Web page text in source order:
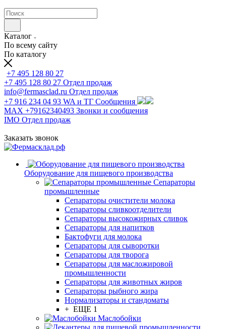
Каталог
По всему сайту
По каталогу
+7 495 128 80 27
+7 495 128 80 27 Отдел продаж
info@fermasclad.ru Отдел продаж
+7 916 234 04 93 WA и ТГ Сообщения
MAX +79162340493 Звонки и сообщения
IMO Отдел продаж
Заказать звонок
Оборудование для пищевого производства
Сепараторы
промышленные
Сепараторы очистители молока
Сепараторы сливкоотделители
Сепараторы высокожирных сливок
Сепараторы для напитков
Бактофуги для молока
Сепараторы для сыворотки
Сепараторы для творога
Сепараторы для масложировой
промышленности
Сепараторы для животных жиров
Сепараторы рыбного жира
Нормализаторы и стандоматы
+ ЕЩЕ 1
Маслобойки